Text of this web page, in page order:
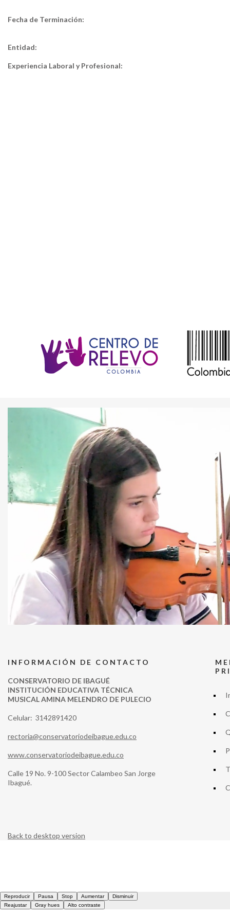
Fecha de Terminación:
Entidad:
Experiencia Laboral y Profesional:
INFORMACIÓN DE CONTACTO
CONSERVATORIO DE IBAGUÉ
INSTITUCIÓN EDUCATIVA TÉCNICA
MUSICAL AMINA MELENDRO DE PULECIO
Celular: 3142891420
rectoria@conservatoriodeibague.edu.co
www.conservatoriodeibague.edu.co
Calle 19 No. 9-100 Sector Calambeo San Jorge
Ibagué.
Back to desktop version